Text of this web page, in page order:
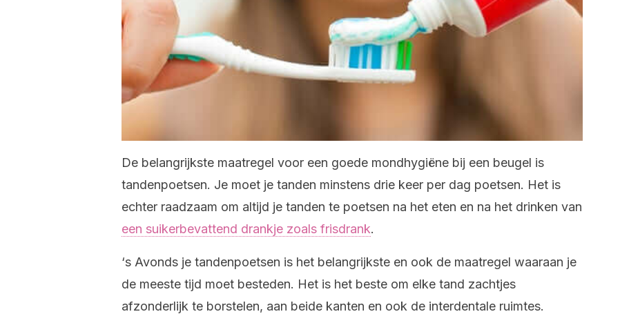
De belangrijkste maatregel voor een goede mondhygiëne bij een beugel is
tandenpoetsen. Je moet je tanden minstens drie keer per dag poetsen. Het is
echter raadzaam om altijd je tanden te poetsen na het eten en na het drinken van
een suikerbevattend drankje zoals frisdrank.
‘s Avonds je tandenpoetsen is het belangrijkste en ook de maatregel waaraan je
de meeste tijd moet besteden. Het is het beste om elke tand zachtjes
afzonderlijk te borstelen, aan beide kanten en ook de interdentale ruimtes.